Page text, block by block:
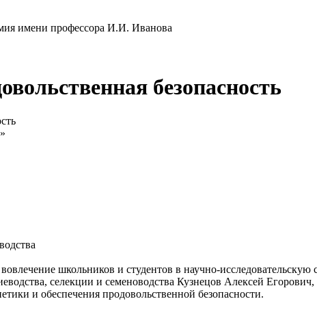
имени профессора И.И. Иванова
безопасность
школьников и студентов в научно-
селекции и семеноводства Кузнецов Алексей
и обеспечения продовольственной безопасности.